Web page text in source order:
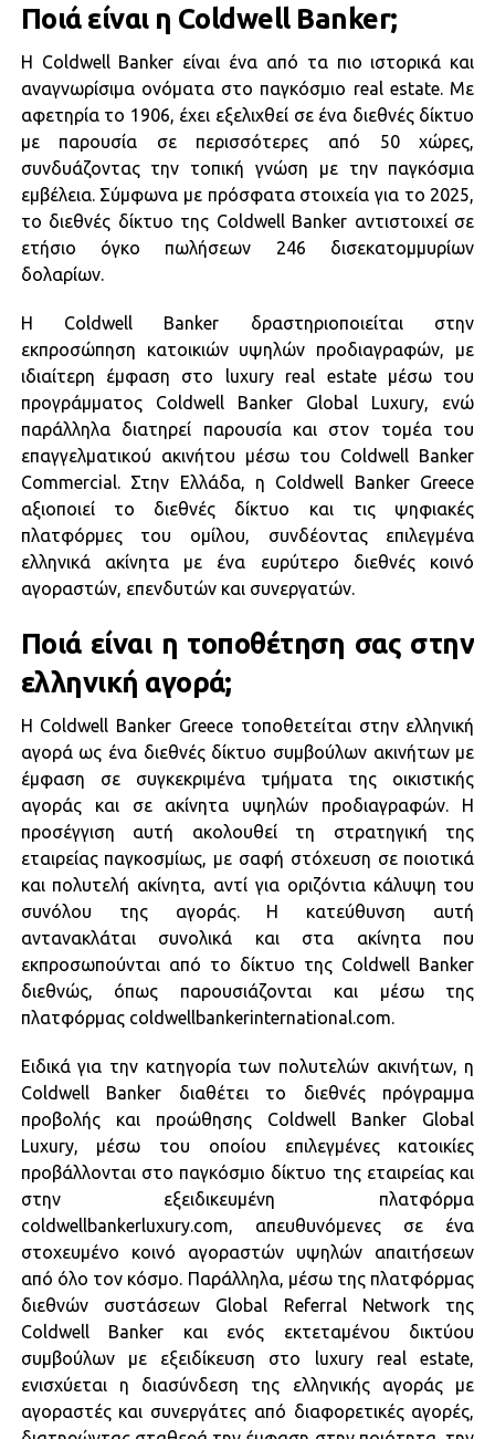
Ποιά είναι η Coldwell Banker;
Η Coldwell Banker είναι ένα από τα πιο ιστορικά και
αναγνωρίσιμα ονόματα στο παγκόσμιο real estate. Με
αφετηρία το 1906, έχει εξελιχθεί σε ένα διεθνές δίκτυο
με παρουσία σε περισσότερες από 50 χώρες,
συνδυάζοντας την τοπική γνώση με την παγκόσμια
εμβέλεια. Σύμφωνα με πρόσφατα στοιχεία για το 2025,
το διεθνές δίκτυο της Coldwell Banker αντιστοιχεί σε
ετήσιο όγκο πωλήσεων 246 δισεκατομμυρίων
δολαρίων.
Η Coldwell Banker δραστηριοποιείται στην
εκπροσώπηση κατοικιών υψηλών προδιαγραφών, με
ιδιαίτερη έμφαση στο luxury real estate μέσω του
προγράμματος Coldwell Banker Global Luxury, ενώ
παράλληλα διατηρεί παρουσία και στον τομέα του
επαγγελματικού ακινήτου μέσω του Coldwell Banker
Commercial. Στην Ελλάδα, η Coldwell Banker Greece
αξιοποιεί το διεθνές δίκτυο και τις ψηφιακές
πλατφόρμες του ομίλου, συνδέοντας επιλεγμένα
ελληνικά ακίνητα με ένα ευρύτερο διεθνές κοινό
αγοραστών, επενδυτών και συνεργατών.
Ποιά είναι η τοποθέτηση σας στην
ελληνική αγορά;
Η Coldwell Banker Greece τοποθετείται στην ελληνική
αγορά ως ένα διεθνές δίκτυο συμβούλων ακινήτων με
έμφαση σε συγκεκριμένα τμήματα της οικιστικής
αγοράς και σε ακίνητα υψηλών προδιαγραφών. Η
προσέγγιση αυτή ακολουθεί τη στρατηγική της
εταιρείας παγκοσμίως, με σαφή στόχευση σε ποιοτικά
και πολυτελή ακίνητα, αντί για οριζόντια κάλυψη του
συνόλου της αγοράς. Η κατεύθυνση αυτή
αντανακλάται συνολικά και στα ακίνητα που
εκπροσωπούνται από το δίκτυο της Coldwell Banker
διεθνώς, όπως παρουσιάζονται και μέσω της
πλατφόρμας coldwellbankerinternational.com.
Ειδικά για την κατηγορία των πολυτελών ακινήτων, η
Coldwell Banker διαθέτει το διεθνές πρόγραμμα
προβολής και προώθησης Coldwell Banker Global
Luxury, μέσω του οποίου επιλεγμένες κατοικίες
προβάλλονται στο παγκόσμιο δίκτυο της εταιρείας και
στην εξειδικευμένη πλατφόρμα
coldwellbankerluxury.com, απευθυνόμενες σε ένα
στοχευμένο κοινό αγοραστών υψηλών απαιτήσεων
από όλο τον κόσμο. Παράλληλα, μέσω της πλατφόρμας
διεθνών συστάσεων Global Referral Network της
Coldwell Banker και ενός εκτεταμένου δικτύου
συμβούλων με εξειδίκευση στο luxury real estate,
ενισχύεται η διασύνδεση της ελληνικής αγοράς με
αγοραστές και συνεργάτες από διαφορετικές αγορές,